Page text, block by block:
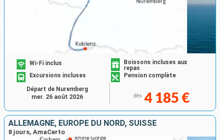
Wi-Fi inclus
Boissons incluses aux
repas
Excursions incluses
Pension complète
dès 4 185 €
Départ de Nuremberg
mer. 26 août 2026
ALLEMAGNE, EUROPE DU NORD, SUISSE
8 jours, AmaCerto